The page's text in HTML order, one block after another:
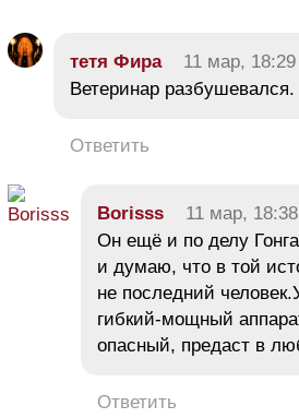
тетя Фира 11 мар, 18:29
Ветеринар разбушевался.
Ответить
Borisss 11 мар, 18:38
Он ещё и по делу
и думаю, что в той
не последний
гибкий-мощный
опасный, предаст в
Ответить